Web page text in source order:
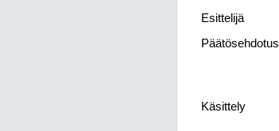
Esittelijä
Päätösehdotus
Käsittely